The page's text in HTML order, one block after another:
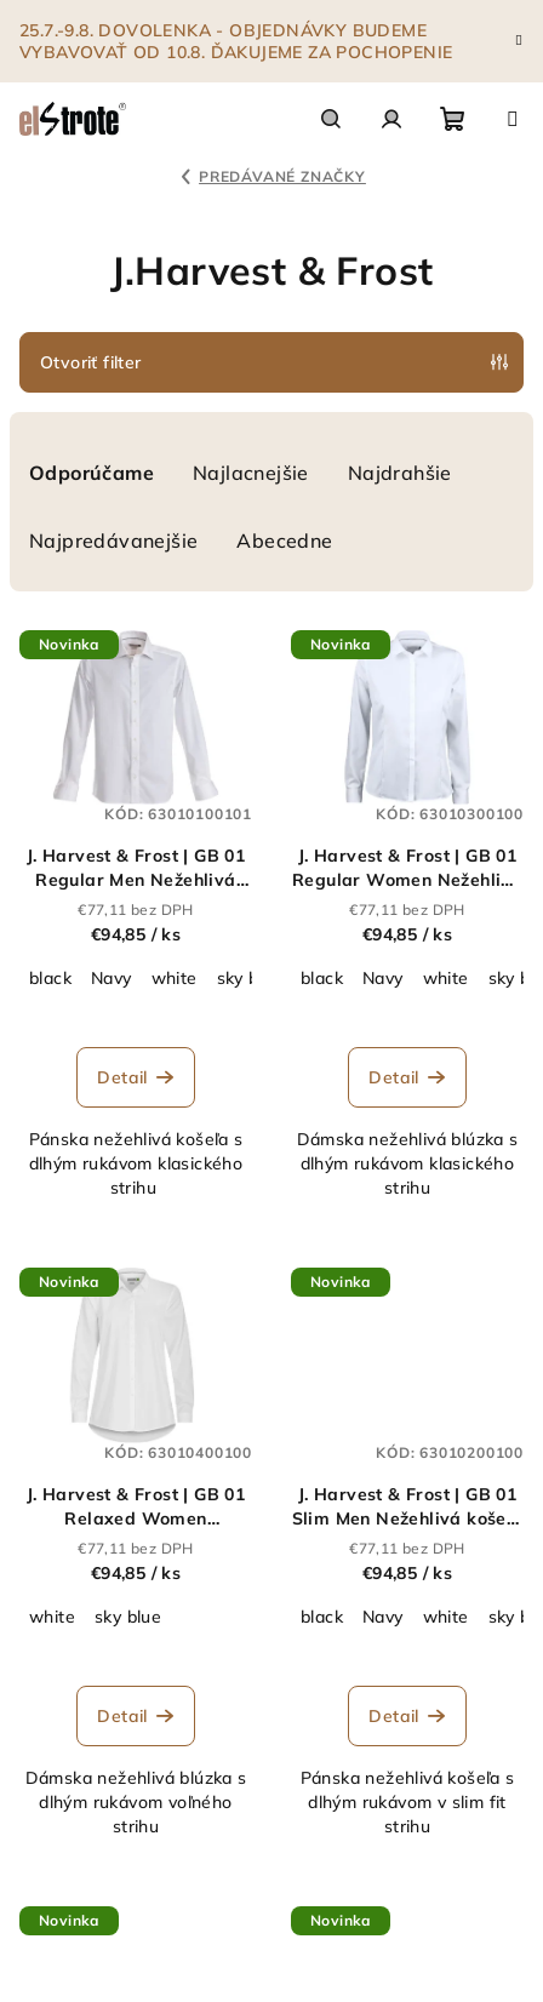
obsah
25.7.-9.8. DOVOLENKA - OBJEDNÁVKY BUDEME
VYBAVOVAŤ OD 10.8. ĎAKUJEME ZA POCHOPENIE
PREDÁVANÉ ZNAČKY
J.Harvest & Frost
Otvoriť filter
e
Odporúčame Najlacnejšie Najdrahšie
Najpredávanejšie Abecedne
V
ý
Novinka
J. Harvest & Frost | GB 01
Regular Men Nežehlivá
košeľa s dlhým
rukávom_63.0101
€77,11 bez DPH
€94,85 / ks
black
Navy white sky blue grey Mid Blue
Detail
Pánska nežehlivá košeľa s
dlhým rukávom klasického
strihu
KÓD:63010100101
Novinka
J. Harvest & Frost | GB 01
Regular Women Nežehlivá
blúzka s dlhým
rukávom_63.0103
€77,11 bez DPH
€94,85 / ks
black
Navy white sky
Detail
Dámska nežehlivá blúzka s
dlhým rukávom klasického
strihu
KÓD:63010300100
Novinka
J. Harvest & Frost | GB 01
Relaxed Women
Nežehlivá blúzka s dlhým
rukávom_63.0104
€77,11 bez DPH
€94,85 / ks
white
sky blue
Detail
Dámska nežehlivá blúzka s
dlhým rukávom voľného
strihu
KÓD:63010400100
Novinka
J. Harvest & Frost | GB 01
Slim Men Nežehlivá košeľa
s dlhým rukávom_63.0102
€77,11 bez DPH
€94,85 / ks
black
Navy white sky
Detail
Pánska nežehlivá košeľa s
dlhým rukávom v slim fit
strihu
KÓD:63010200100
Novinka Novinka